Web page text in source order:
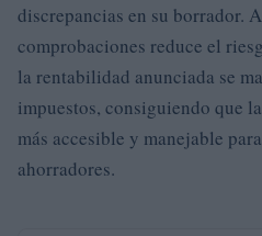
discrepancias en su borrador.
comprobaciones reduce el
la rentabilidad anunciada se
impuestos, consiguiendo que
más accesible y manejable
ahorradores.